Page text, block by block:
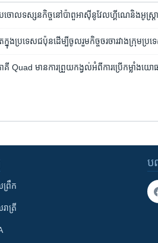
ល​ទស្សនកិច្ច​​​នៅ​ប៉ាពួ​អាស៊ី​នូវែល​ហ្គីណេ​​និង​អូស្ត្រ
ង​ប្រទេស​ជប៉ុន​​​ដើម្បី​ចូលរួម​​កិច្ចចរចា​រវាង​​ក្រុម​ប្រទ
Quad មាន​ការ​ព្រួយ​កង្វល់​អំពី​ការ​ប្រើ​កម្លាំង​យោ
ប
ព្រឹក
ាត្រី